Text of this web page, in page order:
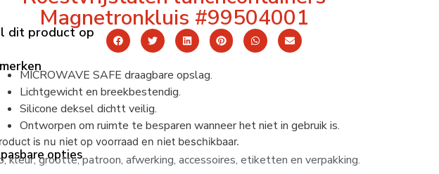
Magnetronkluis #99504001
dit product op
MICROWAVE SAFE draagbare opslag.
Lichtgewicht en breekbestendig.
Silicone deksel dichtt veilig.
Ontworpen om ruimte te besparen wanneer het niet in gebruik is.
is nu niet op voorraad en niet beschikbaar.
opties
kleur, grootte, patroon, afwerking, accessoires, etiketten en verpakking.